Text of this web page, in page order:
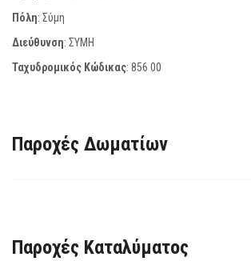
Πόλη: Σύμη
Διεύθυνση: ΣΥΜΗ
Ταχυδρομικός Κώδικας: 856 00
Παροχές Δωματίων
Παροχές Καταλύματος